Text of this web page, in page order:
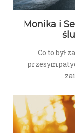
Monika i
Co to był